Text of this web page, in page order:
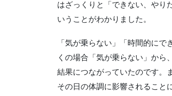
はざっくりと「できない、やり
いうことがわかりました。
「気が乗らない」「時間的に
くの場合「気が乗らない」から
結果につながっていたのです。
その日の体調に影響されること